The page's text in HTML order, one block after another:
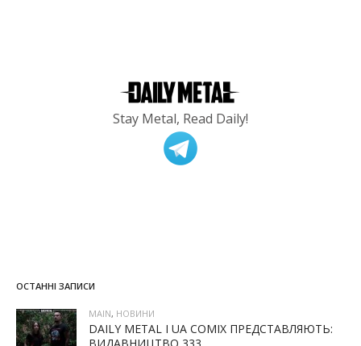
Stay Metal, Read Daily!
ОСТАННІ ЗАПИСИ
MAIN, НОВИНИ
DAILY METAL І UA COMIX ПРЕДСТАВЛЯЮТЬ: